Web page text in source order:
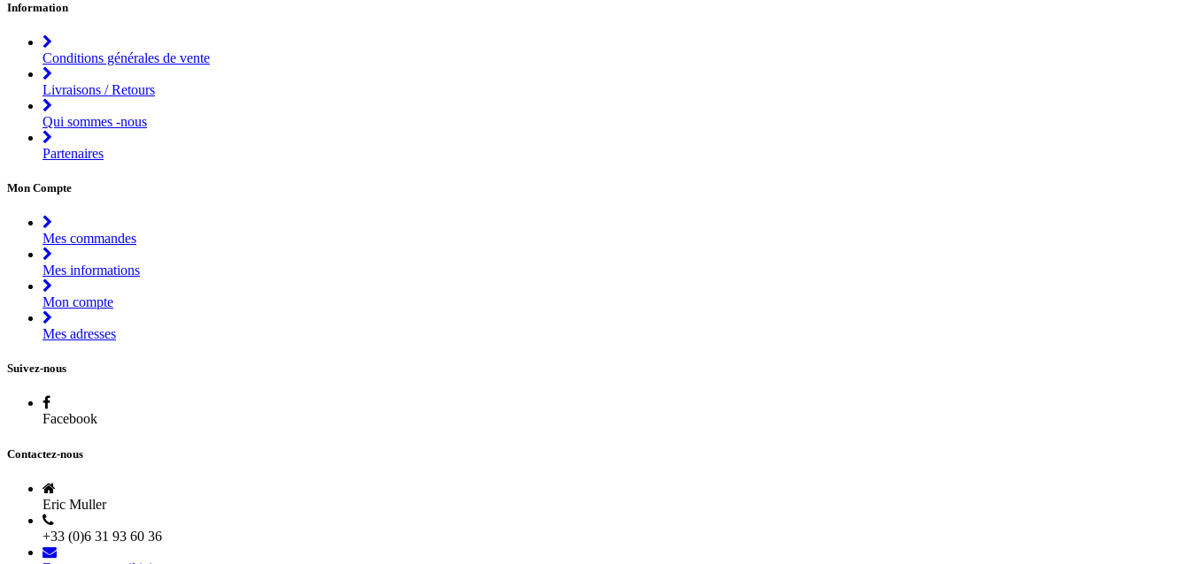
Information
Conditions générales de vente
Livraisons / Retours
Qui sommes -nous
Partenaires
Mon Compte
Mes commandes
Mes informations
Mon compte
Mes adresses
Suivez-nous
Facebook
Contactez-nous
Eric Muller
+33 (0)6 31 93 60 36